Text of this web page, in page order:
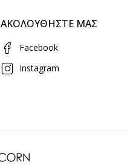
ΑΚΟΛΟΥΘΗΣΤΕ ΜΑΣ
Facebook
Instagram